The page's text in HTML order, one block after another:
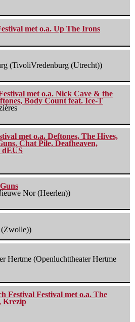
met o.a. Up The Irons
(TivoliVredenburg (Utrecht))
met o.a. Nick Cave & the
Body Count feat. Ice-T
met o.a. Deftones, The Hives,
Chat Pile, Deafheaven,
dEUS
Nor (Heerlen))
(Zwolle))
Hertme (Openluchttheater Hertme
Festival Festival met o.a. The
Krezip